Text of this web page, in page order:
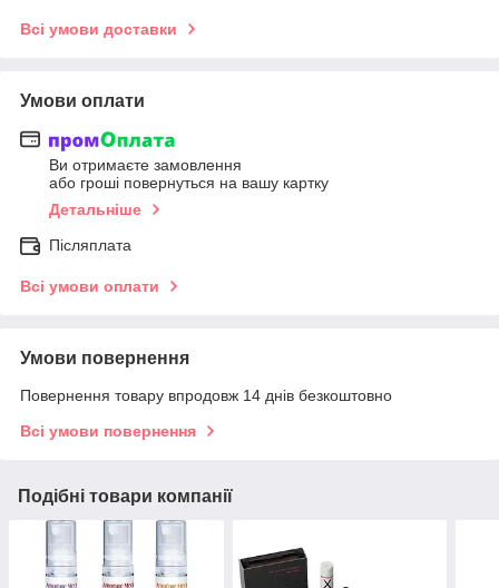
Всі умови доставки
Умови оплати
Ви отримаєте замовлення
або гроші повернуться на вашу картку
Детальніше
Післяплата
Всі умови оплати
Умови повернення
Повернення товару впродовж 14 днів безкоштовно
Всі умови повернення
Подібні товари компанії